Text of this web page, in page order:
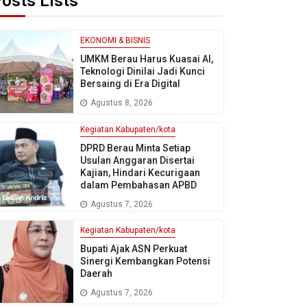
EKONOMI & BISNIS
UMKM Berau Harus Kuasai AI,
Teknologi Dinilai Jadi Kunci
Bersaing di Era Digital
Agustus 8, 2026
Kegiatan Kabupaten/kota
DPRD Berau Minta Setiap
Usulan Anggaran Disertai
Kajian, Hindari Kecurigaan
dalam Pembahasan APBD
Agustus 7, 2026
Kegiatan Kabupaten/kota
Bupati Ajak ASN Perkuat
Sinergi Kembangkan Potensi
Daerah
Agustus 7, 2026